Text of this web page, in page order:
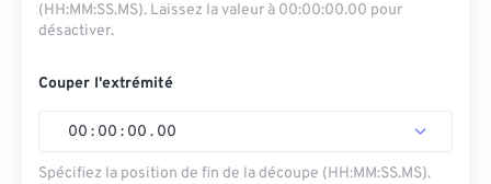
(HH:MM:SS.MS). Laissez la valeur à 00:00:00.00 pour
désactiver.
Couper l'extrémité
00 : 00 : 00 . 00
Spécifiez la position de fin de la découpe (HH:MM:SS.MS).